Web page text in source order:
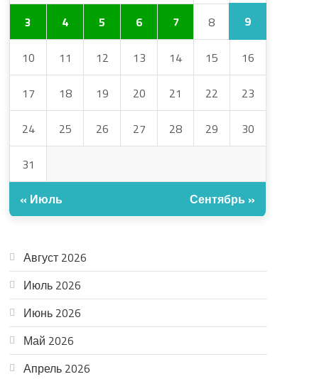
3 4 5 6 7 8 9
10 11 12 13 14 15 16
17 18 19 20 21 22 23
24 25 26 27 28 29 30
31
« Июль Сентябрь »
Август 2026
Июль 2026
Июнь 2026
Май 2026
Апрель 2026